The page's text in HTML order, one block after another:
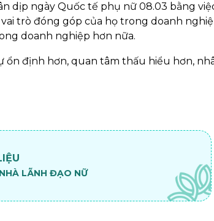
dịp ngày Quốc tế phụ nữ 08.03 bằng
trò đóng góp của họ trong doanh
doanh nghiệp hơn nữa.
ổn định hơn, quan tâm thấu hiểu hơn,
LÃNH ĐẠO NỮ